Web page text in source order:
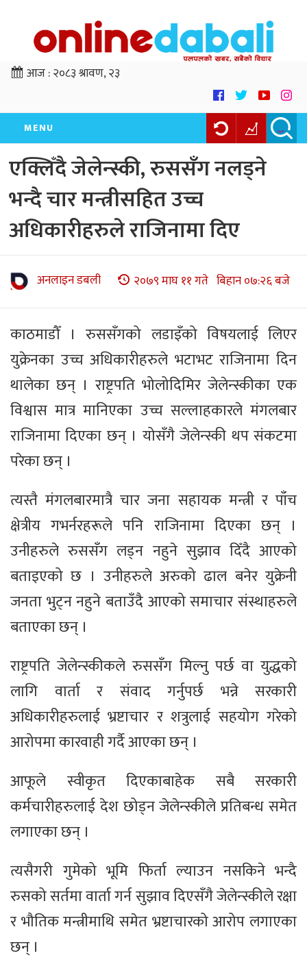
आज :२०८३ श्रावण, २३
MENU
एक्लिँदै जेलेन्स्की, रुससँग नलड्ने
भन्दै चार मन्त्रीसहित उच्च
अधिकारीहरुले राजिनामा दिए
अनलाइन डबली २०७९ माघ ११ गते बिहान ०७:२६ बजे
काठमाडौँ । रुससँगको लडाइँको विषयलाई लिएर
युक्रेनका उच्च अधिकारीहरुले भटाभट राजिनामा दिन
थालेका छन् । राष्ट्रपति भोलोदिमिर जेलेन्स्कीका एक
विश्वास मात्र मानिएका उच्च सल्लाहकारले मंगलबार
राजिनामा दिएका छन् । योसँगै जेलेन्स्की थप संकटमा
परेका छन् ।
त्यस्तै मंगलबारमात्रै चार जना सहायक मन्त्री र पाँच
क्षेत्रीय गभर्नरहरूले पनि राजिनामा दिएका छन् ।
उनीहरुले रुससँग लड्न नहुने सुझाव दिँदै आएको
बताइएको छ । उनीहरुले अरुको ढाल बनेर युक्रेनी
जनता भुट्न नहुने बताउँदै आएको समाचार संस्थाहरुले
बताएका छन् ।
राष्ट्रपति जेलेन्स्कीकले रुससँग मिल्नु पर्छ वा युद्धको
लागि वार्ता र संवाद गर्नुपर्छ भन्ने सरकारी
अधिकारीहरुलाई भ्रष्टाचार र शत्रुलाई सहयोग गरेको
आरोपमा कारवाही गर्दै आएका छन् ।
आफूले स्वीकृत दिएकाबाहेक सबै सरकारी
कर्मचारीहरुलाई देश छोड्न जेलेन्स्कीले प्रतिबन्ध समेत
लगाएका छन् ।
त्यसैगरी गुमेको भूमि फिर्ता ल्याउन नसकिने भन्दै
रुसको सर्तमा वार्ता गर्न सुझाव दिएसँगै जेलेन्स्कीले रक्षा
र भौतिक मन्त्रीमाथि समेत भ्रष्टाचारको आरोप लगाएका
छन् ।